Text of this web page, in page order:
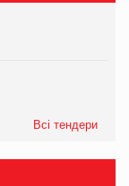
Всі тендери